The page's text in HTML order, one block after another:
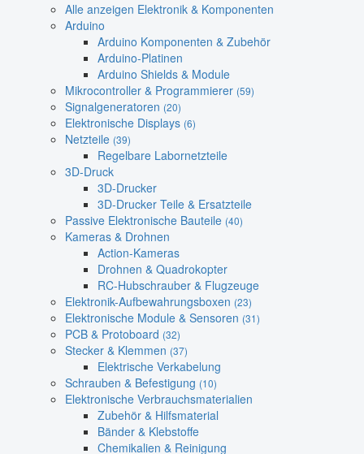
Alle anzeigen Elektronik & Komponenten
Arduino
Arduino Komponenten & Zubehör
Arduino-Platinen
Arduino Shields & Module
Mikrocontroller & Programmierer (59)
Signalgeneratoren (20)
Elektronische Displays (6)
Netzteile (39)
Regelbare Labornetzteile
3D-Druck
3D-Drucker
3D-Drucker Teile & Ersatzteile
Passive Elektronische Bauteile (40)
Kameras & Drohnen
Action-Kameras
Drohnen & Quadrokopter
RC-Hubschrauber & Flugzeuge
Elektronik-Aufbewahrungsboxen (23)
Elektronische Module & Sensoren (31)
PCB & Protoboard (32)
Stecker & Klemmen (37)
Elektrische Verkabelung
Schrauben & Befestigung (10)
Elektronische Verbrauchsmaterialien
Zubehör & Hilfsmaterial
Bänder & Klebstoffe
Chemikalien & Reinigung